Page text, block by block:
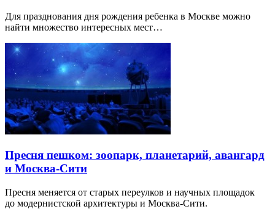
Для празднования дня рождения ребенка в Москве можно
найти множество интересных мест…
Пресня пешком: зоопарк, планетарий, авангард
и Москва-Сити
Пресня меняется от старых переулков и научных площадок
до модернистской архитектуры и Москва-Сити.